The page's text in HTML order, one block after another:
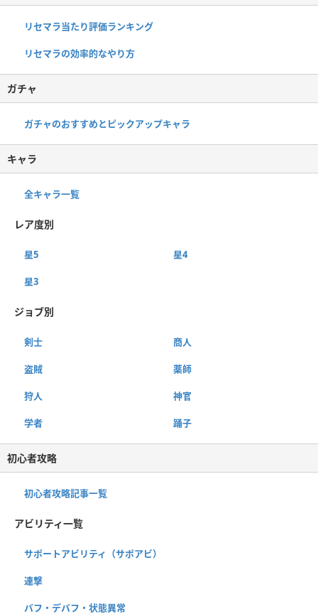
リセマラ当たり評価ランキング
リセマラの効率的なやり方
ガチャ
ガチャのおすすめとピックアップキャラ
キャラ
全キャラ一覧
レア度別
星5 星4
星3
ジョブ別
剣士 商人
盗賊 薬師
狩人 神官
学者 踊子
初心者攻略
初心者攻略記事一覧
アビリティ一覧
サポートアビリティ（サポアビ）
連撃
バフ・デバフ・状態異常